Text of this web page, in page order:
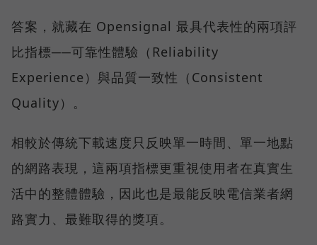
答案，就藏在 Opensignal 最具代表性的兩項評
比指標──可靠性體驗（Reliability
Experience）與品質一致性（Consistent
Quality）。
相較於傳統下載速度只反映單一時間、單一地點
的網路表現，這兩項指標更重視使用者在真實生
活中的整體體驗，因此也是最能反映電信業者網
路實力、最難取得的獎項。